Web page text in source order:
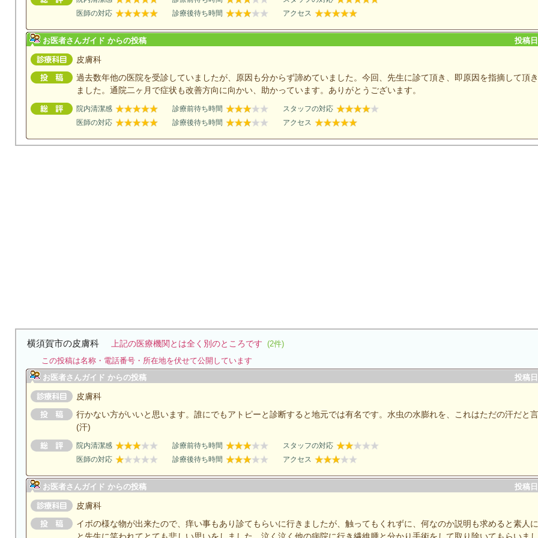
医師の対応
診療後待ち時間 アクセス
お医者さんガイド からの投稿 投稿
皮膚科
過去数年他の医院を受診していましたが、原因も分からず諦めていました。今回、先生に診て頂き、即原因を指摘して頂
ました。通院二ヶ月で症状も改善方向に向かい、助かっています。ありがとうございます。
院内清潔感 診療前待ち時間
スタッフの対応
医師の対応
診療後待ち時間 アクセス
横須賀市の皮膚科 上記の医療機関とは全く別のところです (2件)
この投稿は名称・電話番号・所在地を伏せて公開しています
お医者さんガイド からの投稿
投稿
皮膚科
行かない方がいいと思います。誰にでもアトピーと診断すると地元では有名です。水虫の水膨れを、これはただの汗だと
(汗)
院内清潔感 診療前待ち時間
スタッフの対応
医師の対応
診療後待ち時間 アクセス
お医者さんガイド からの投稿 投稿
皮膚科
イボの様な物が出来たので、痒い事もあり診てもらいに行きましたが、触ってもくれずに、何なのか説明も求めると素人